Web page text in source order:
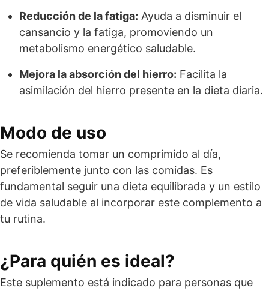
Reducción de la fatiga: Ayuda a disminuir el
cansancio y la fatiga, promoviendo un
metabolismo energético saludable.
Mejora la absorción del hierro: Facilita la
asimilación del hierro presente en la dieta diaria.
Modo de uso
Se recomienda tomar un comprimido al día,
preferiblemente junto con las comidas. Es
fundamental seguir una dieta equilibrada y un estilo
de vida saludable al incorporar este complemento a
tu rutina.
¿Para quién es ideal?
Este suplemento está indicado para personas que